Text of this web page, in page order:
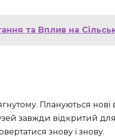
та Вплив на
Плануються нові
завжди відкритий
знову і знову.